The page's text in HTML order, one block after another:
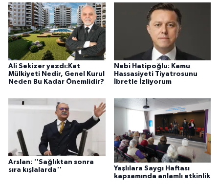
Ali Sekizer yazdı:Kat
Mülkiyeti Nedir, Genel Kurul
Neden Bu Kadar Önemlidir?
Nebi Hatipoğlu: Kamu
Hassasiyeti Tiyatrosunu
İbretle İzliyorum
Arslan: ''Sağlıktan sonra
sıra kışlalarda''
Yaşlılara Saygı Haftası
kapsamında anlamlı etkinlik